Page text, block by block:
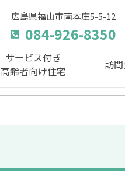
広島県福山市南本庄5-5-12
084-926-8350
サービス付き
高齢者向け住宅
訪